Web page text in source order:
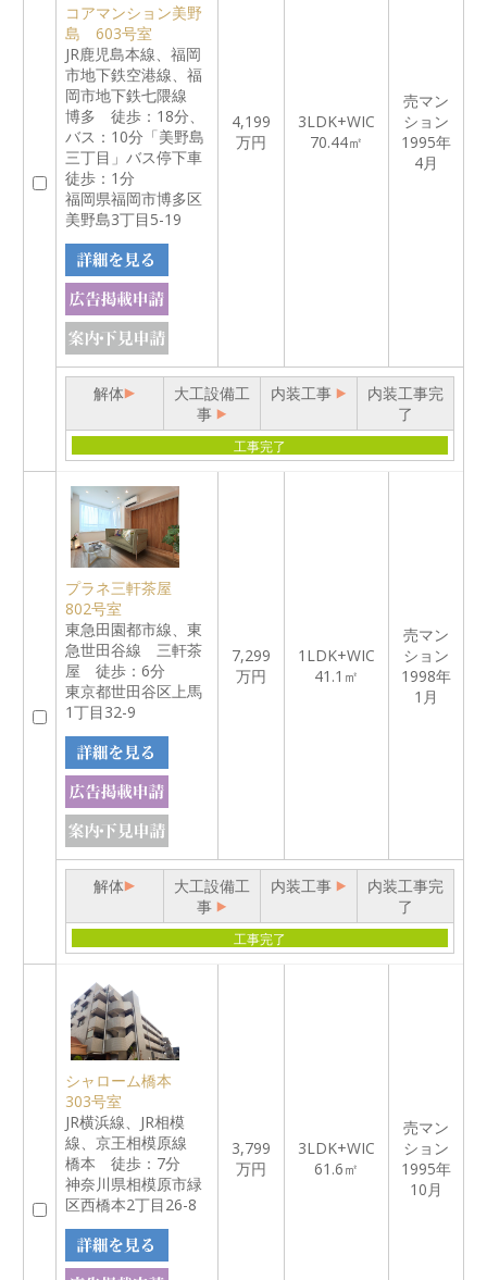
コアマンション美野
島 603号室
JR鹿児島本線、福岡
市地下鉄空港線、福
岡市地下鉄七隈線
博多 徒歩：18分、
バス：10分「美野島
三丁目」バス停下車
徒歩：1分
福岡県福岡市博多区
美野島3丁目5-19
4,199
万円
3LDK+WIC
70.44㎡
売マン
ション
1995年
4月
解体
大工設備工
事
内装工事
内装工事完
了
工事完了
プラネ三軒茶屋
802号室
東急田園都市線、東
急世田谷線 三軒茶
屋 徒歩：6分
東京都世田谷区上馬
1丁目32-9
7,299
万円
1LDK+WIC
41.1㎡
売マン
ション
1998年
1月
解体
大工設備工
事
内装工事
内装工事完
了
工事完了
シャローム橋本
303号室
JR横浜線、JR相模
線、京王相模原線
橋本 徒歩：7分
神奈川県相模原市緑
区西橋本2丁目26-8
3,799
万円
3LDK+WIC
61.6㎡
売マン
ション
1995年
10月